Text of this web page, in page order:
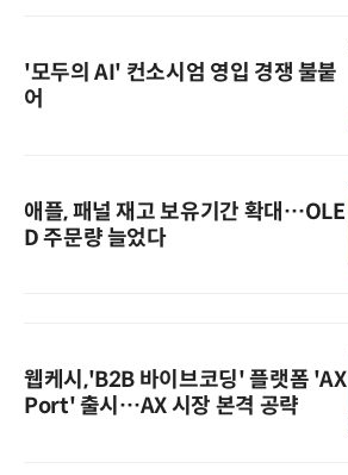
'모두의 AI' 컨소시엄 영입 경쟁 불붙
어
애플, 패널 재고 보유기간 확대…OLE
D 주문량 늘었다
웹케시,'B2B 바이브코딩' 플랫폼 'AX
Port' 출시…AX 시장 본격 공략